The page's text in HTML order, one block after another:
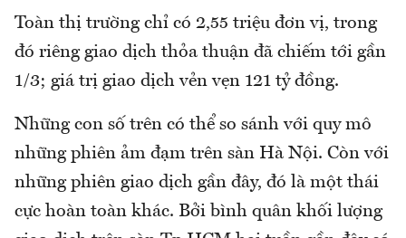
Toàn thị trường chỉ có 2,55 triệu đơn vị, trong
đó riêng giao dịch thỏa thuận đã chiếm tới gần
1/3; giá trị giao dịch vẻn vẹn 121 tỷ đồng.
Những con số trên có thể so sánh với quy mô
những phiên ảm đạm trên sàn Hà Nội. Còn với
những phiên giao dịch gần đây, đó là một thái
cực hoàn toàn khác. Bởi bình quân khối lượng